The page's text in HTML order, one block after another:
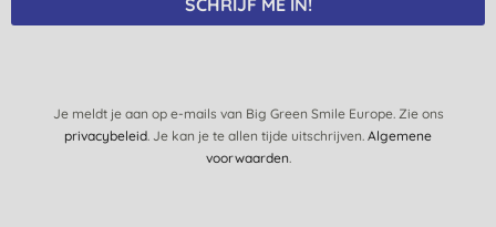
klonteren echt om je wimpers te zitten.
Weinig volume en bij aanraking van je ooglid brand het
ontzettend.
Je meldt je aan op e-mails van Big Green Smile Europe. Zie ons
privacybeleid. Je kan je te allen tijde uitschrijven. Algemene
voorwaarden.